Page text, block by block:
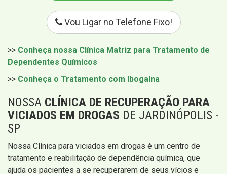
Vou Ligar no Telefone Fixo!
>> Conheça nossa Clínica Matriz para Tratamento de
Dependentes Químicos
>> Conheça o Tratamento com Ibogaína
NOSSA CLÍNICA DE RECUPERAÇÃO PARA
VICIADOS EM DROGAS DE JARDINÓPOLIS -
SP
Nossa Clínica para viciados em drogas é um centro de
tratamento e reabilitação de dependência química, que
ajuda os pacientes a se recuperarem de seus vícios e